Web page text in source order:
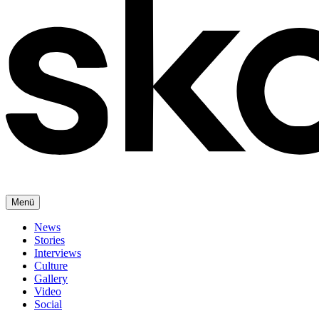
Menü
News
Stories
Interviews
Culture
Gallery
Video
Social